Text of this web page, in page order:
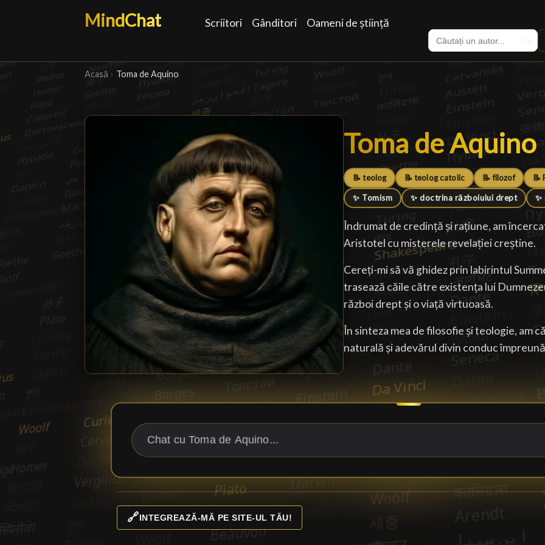
MindChat Scriitori Gânditori Oameni de știință
Acasă › Toma de Aquino
Toma de Aquino
Toma de Aquino
📝 teolog 📝 teolog catolic 📝 filozof 📝
✨ Tomism ✨ doctrina războiului drept
Îndrumat de credință și rațiune, am
Aristotel cu misterele revelației creștine.
Cereți-mi să vă ghidez prin labirintul
trasează căile către existența lui
război drept și o viață virtuoasă.
În sinteza mea de filosofie și teologie, am
naturală și adevărul divin conduc
🔗INTEGREAZĂ-MĂ PE SITE-UL TĂU!